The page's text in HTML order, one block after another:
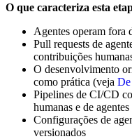
O que caracteriza esta
Agentes operam fora
Pull requests de
contribuições
O desenvolvimento
como prática (veja De
Pipelines de CI/CD
humanas e de agentes
Configurações de
versionados